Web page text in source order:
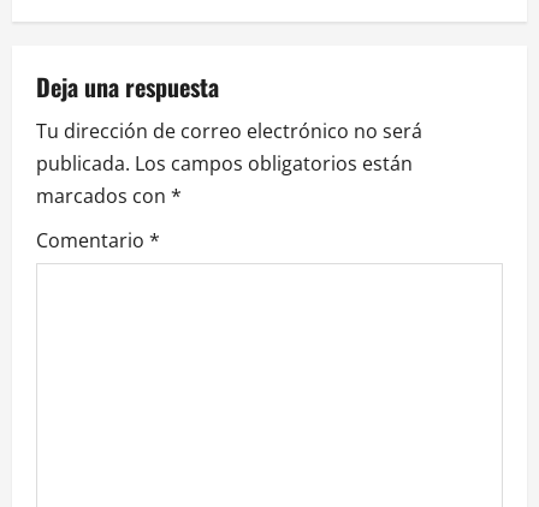
g
a
c
i
ó
n
Deja una respuesta
Tu dirección de correo electrónico no será
publicada. Los campos obligatorios están
marcados con *
Comentario *